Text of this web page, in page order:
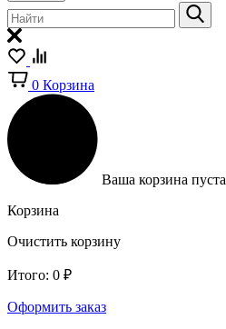
0 Корзина
Ваша корзина пуста
Корзина
Очистить корзину
Итого: 0 ₽
Оформить заказ